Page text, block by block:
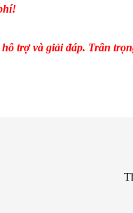
trợ và giải đáp. Trân